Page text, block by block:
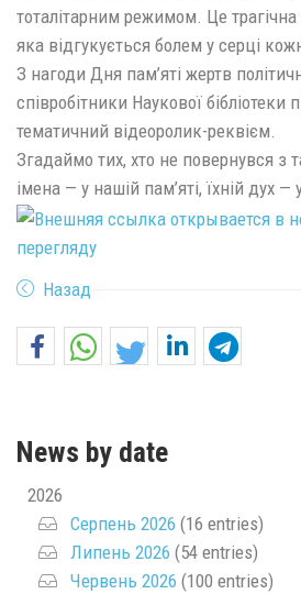
тоталітарним режимом. Це трагічна
яка відгукується болем у серці
З нагоди Дня пам’яті жертв
співробітники Наукової бібліотеки
тематичний відеоролик-реквієм.
Згадаймо тих, хто не повернувся з
імена — у нашій пам’яті, їхній дух —
перегляду
Назад
News by date
2026
Серпень 2026 (16 entries)
Липень 2026 (54 entries)
Червень 2026 (100 entries)